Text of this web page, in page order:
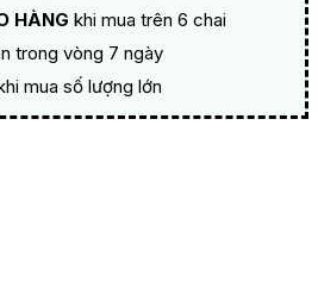
HÀNG khi mua trên 6 chai
trong vòng 7 ngày
mua số lượng lớn